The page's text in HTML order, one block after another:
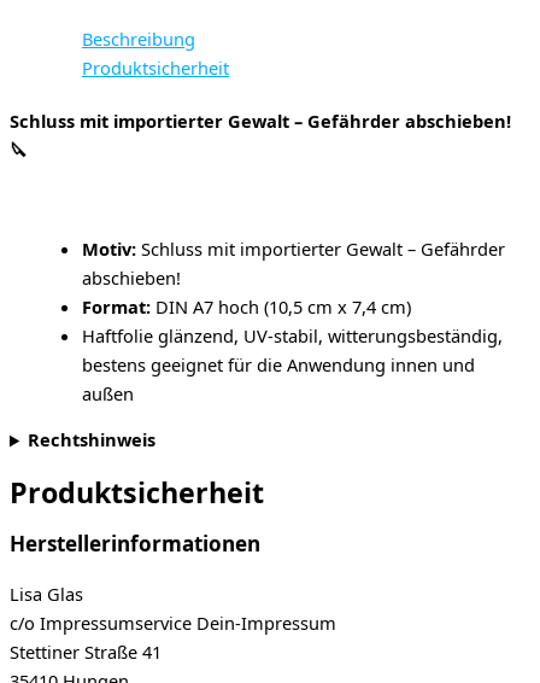
Beschreibung
Produktsicherheit
Schluss mit importierter Gewalt – Gefährder abschieben!
🔪
Motiv: Schluss mit importierter Gewalt – Gefährder
abschieben!
Format: DIN A7 hoch (10,5 cm x 7,4 cm)
Haftfolie glänzend, UV-stabil, witterungsbeständig,
bestens geeignet für die Anwendung innen und
außen
Rechtshinweis
Produktsicherheit
Herstellerinformationen
Lisa Glas
c/o Impressumservice Dein-Impressum
Stettiner Straße 41